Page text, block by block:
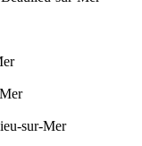
sur-Mer